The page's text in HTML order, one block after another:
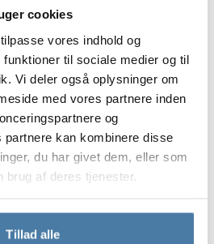
cookies
vores indhold og
til sociale medier og til
Vi deler også oplysninger om
med vores partnere inden
og
partnere kan kombinere disse
du har givet dem, eller som
brug af deres tjenester.
Tillad alle